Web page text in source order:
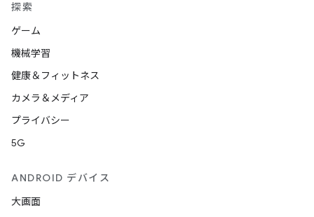
探索
ゲーム
機械学習
健康＆フィットネス
カメラ＆メディア
プライバシー
5G
ANDROID デバイス
大画面